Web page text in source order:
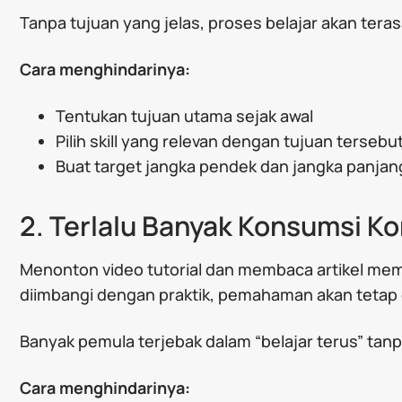
Tanpa tujuan yang jelas, proses belajar akan
Cara menghindarinya:
Tentukan tujuan utama sejak awal
Pilih skill yang relevan dengan tujuan
Buat target jangka pendek dan jangka
2. Terlalu Banyak Konsumsi
Menonton video tutorial dan membaca artikel
diimbangi dengan praktik, pemahaman akan tetap
Banyak pemula terjebak dalam “belajar terus”
Cara menghindarinya: